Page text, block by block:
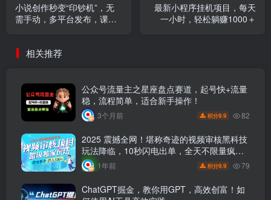
小说创作秒变“印钞机”，无
需手动，多平台发布，课程
最新小程序挂机项目，每天
一小时，轻松躺赚1000＋
相关推荐
公众号流量主之星座盘点赛道，起号快+流量
稳，流程简单，适合新手操作！
3个月前 积分9.9 82
2025 震撼全网！堪称奇迹的视频审核黑科技
玩法降临，10秒闪电出单，全天不限量疯狂
吸金，新手小白轻松日进500+ ！
1年前 积分9.9 79
ChatGPT掘金，教你用GPT，高效创富！如